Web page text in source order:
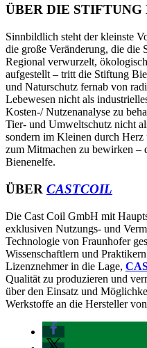
ÜBER DIE STIFTUNG
Sinnbildlich steht der kleinste
die große Veränderung, die
Regional verwurzelt,
aufgestellt – tritt die Stiftung
und Naturschutz fernab von
Lebewesen nicht als
Kosten-/ Nutzenanalyse zu
Tier- und Umweltschutz nicht
sondern im Kleinen durch
zum Mitmachen zu bewirken –
Bienenelfe.
ÜBER CASTCOIL
Die Cast Coil GmbH mit
exklusiven Nutzungs- und
Technologie von Fraunhofer
Wissenschaftlern und
Lizenznehmer in die Lage,
Qualität zu produzieren und
über den Einsatz und
Werkstoffe an die Hersteller